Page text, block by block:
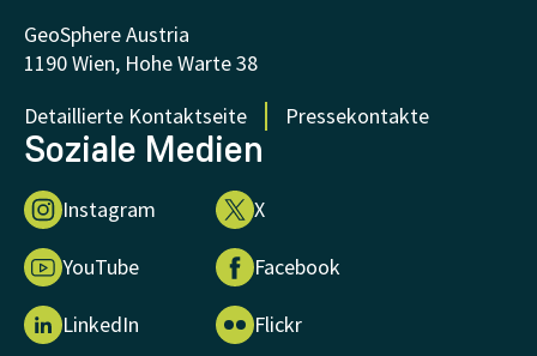
GeoSphere Austria
1190 Wien, Hohe Warte 38
Detaillierte Kontaktseite
Pressekontakte
Soziale Medien
Instagram X
YouTube Facebook
LinkedIn Flickr